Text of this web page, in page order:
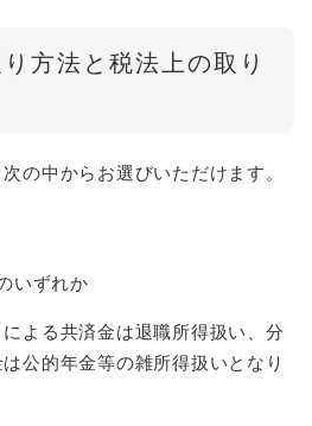
方法と税法上の取り
の中からお選びいただけます。
いずれか
よる共済金は退職所得扱い、分
公的年金等の雑所得扱いとなり